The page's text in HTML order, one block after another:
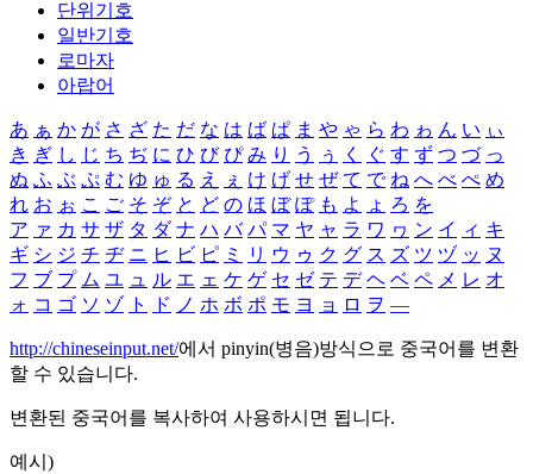
단위기호
일반기호
로마자
아랍어
あ ぁ か が さ ざ た だ な は ば ぱ ま や ゃ ら わ ゎ ん い ぃ
き ぎ し じ ち ぢ に ひ び ぴ み り う ぅ く ぐ す ず つ づ っ
ぬ ふ ぶ ぷ む ゆ ゅ る え ぇ け げ せ ぜ て で ね へ べ ぺ め
れ お ぉ こ ご そ ぞ と ど の ほ ぼ ぽ も よ ょ ろ を
ア ァ カ サ ザ タ ダ ナ ハ バ パ マ ヤ ャ ラ ワ ヮ ン イ ィ キ
ギ シ ジ チ ヂ ニ ヒ ビ ピ ミ リ ウ ゥ ク グ ス ズ ツ ヅ ッ ヌ
フ ブ プ ム ユ ュ ル エ ェ ケ ゲ セ ゼ テ デ ヘ ベ ペ メ レ オ
ォ コ ゴ ソ ゾ ト ド ノ ホ ボ ポ モ ヨ ョ ロ ヲ ―
http://chineseinput.net/에서 pinyin(병음)방식으로 중국어를 변환
할 수 있습니다.
변환된 중국어를 복사하여 사용하시면 됩니다.
예시)